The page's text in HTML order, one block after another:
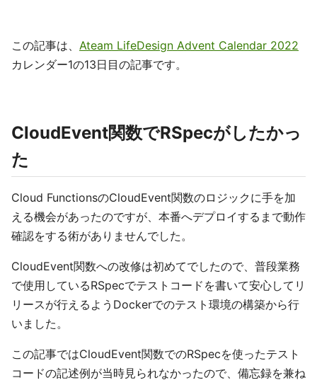
この記事は、 Ateam LifeDesign Advent Calendar 2022
カレンダー1の13日目の記事です。
CloudEvent関数でRSpecがしたかっ
た
Cloud FunctionsのCloudEvent関数のロジックに手を加
える機会があったのですが、本番へデプロイするまで動作
確認をする術がありませんでした。
CloudEvent関数への改修は初めてでしたので、普段業務
で使用しているRSpecでテストコードを書いて安心してリ
リースが行えるようDockerでのテスト環境の構築から行
いました。
この記事ではCloudEvent関数でのRSpecを使ったテスト
コードの記述例が当時見られなかったので、備忘録を兼ね